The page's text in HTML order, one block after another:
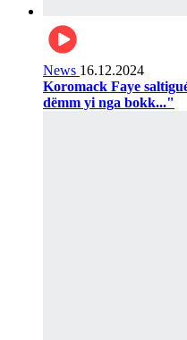
News 16.12.2024
Koromack Faye
dëmm yi nga bokk..."